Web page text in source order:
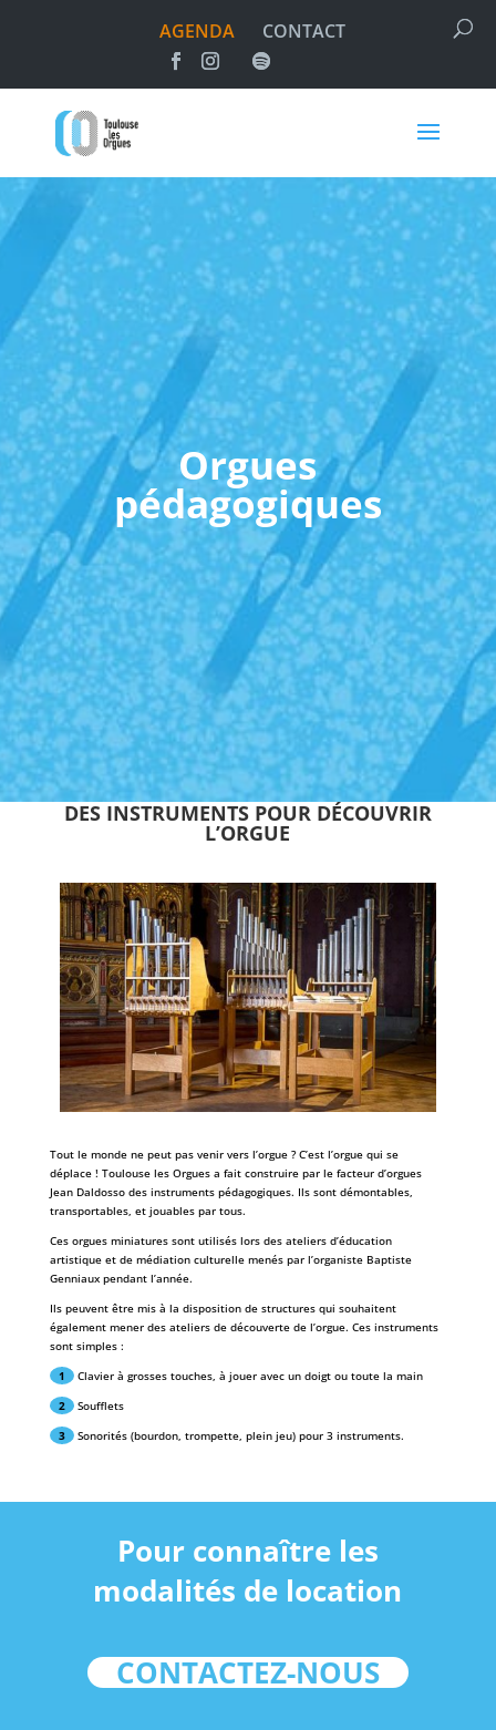
AGENDA CONTACT
Orgues
pédagogiques
DES INSTRUMENTS POUR DÉCOUVRIR
L’ORGUE
Tout le monde ne peut pas venir vers l’orgue ? C’est l’orgue qui se
déplace ! Toulouse les Orgues a fait construire par le facteur d’orgues
Jean Daldosso des instruments pédagogiques. Ils sont démontables,
transportables, et jouables par tous.
Ces orgues miniatures sont utilisés lors des ateliers d’éducation
artistique et de médiation culturelle menés par l’organiste Baptiste
Genniaux pendant l’année.
Ils peuvent être mis à la disposition de structures qui souhaitent
également mener des ateliers de découverte de l’orgue. Ces instruments
sont simples :
1
Clavier à grosses touches, à jouer avec un doigt ou toute la main
2 Soufflets
3 Sonorités (bourdon, trompette, plein jeu) pour 3 instruments.
Pour connaître les
modalités de location
CONTACTEZ-NOUS